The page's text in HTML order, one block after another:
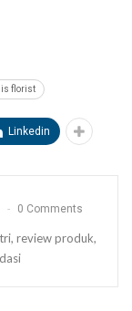
florist
Linkedin
0 Comments
review produk,